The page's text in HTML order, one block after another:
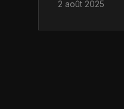
2 août 2025